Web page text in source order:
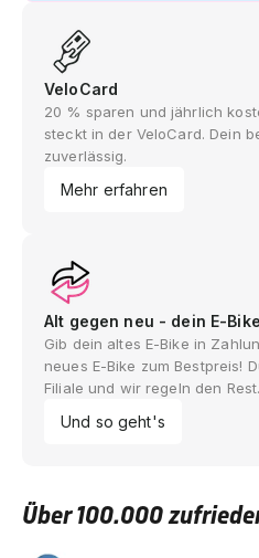
VeloCard
20 % sparen und jährlich
steckt in der VeloCard. Dein
zuverlässig.
Mehr erfahren
Alt gegen neu - dein E-
Gib dein altes E-Bike in
neues E-Bike zum Bestpreis!
Filiale und wir regeln den Rest.
Und so geht's
Über 100.000